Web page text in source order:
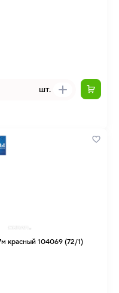
шт.
красный 104069 (72/1)